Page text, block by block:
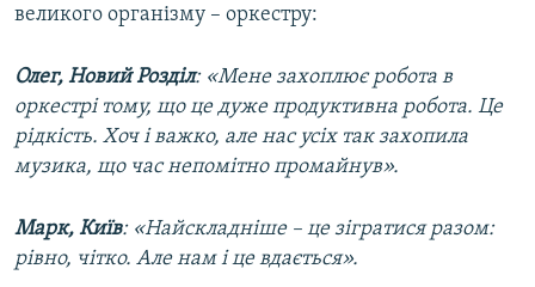
великого організму – оркестру:
Олег, Новий Розділ: «Мене захоплює робота в
оркестрі тому, що це дуже продуктивна робота. Це
рідкість. Хоч і важко, але нас усіх так захопила
музика, що час непомітно промайнув».
Марк, Київ: «Найскладніше – це зігратися разом:
рівно, чітко. Але нам і це вдається».